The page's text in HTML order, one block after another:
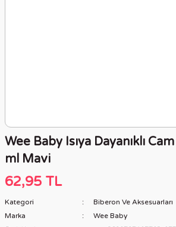
Wee Baby Isıya Dayanıklı
ml Mavi
62,95 TL
Kategori
Biberon Ve Aksesuarları
Marka
Wee Baby